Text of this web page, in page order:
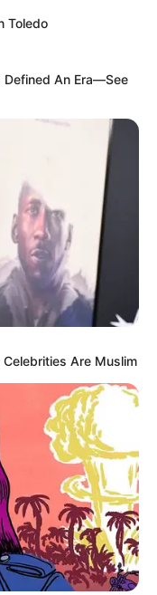
Toledo
Defined An Era—See
Are Muslim